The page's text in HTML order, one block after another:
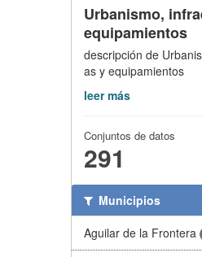
Urbanismo,
equipamientos
descripción de
as y equipamientos
leer más
Conjuntos de datos
291
Municipios
Aguilar de la Frontera